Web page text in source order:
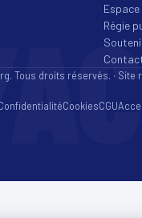
Régie
Tous droits réservés. · Site
CookiesCGU